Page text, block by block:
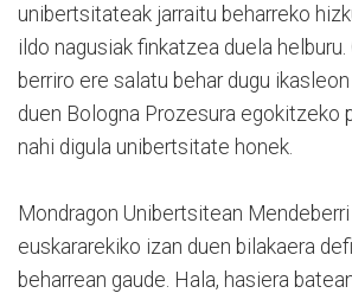
unibertsitateak jarraitu beharreko
ildo nagusiak finkatzea duela helburu.
berriro ere salatu behar dugu
duen Bologna Prozesura egokitzeko
nahi digula unibertsitate honek.
Mondragon Unibertsitean
euskararekiko izan duen bilakaera
beharrean gaude. Hala, hasiera